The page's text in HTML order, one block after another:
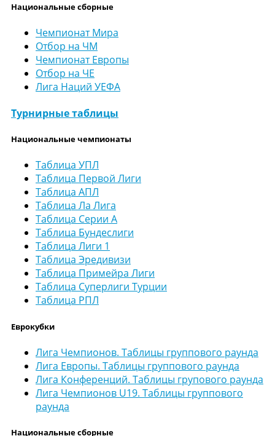
Национальные сборные
Чемпионат Мира
Отбор на ЧМ
Чемпионат Европы
Отбор на ЧЕ
Лига Наций УЕФА
Турнирные таблицы
Национальные чемпионаты
Таблица УПЛ
Таблица Первой Лиги
Таблица АПЛ
Таблица Ла Лига
Таблица Серии А
Таблица Бундеслиги
Таблица Лиги 1
Таблица Эредивизи
Таблица Примейра Лиги
Таблица Суперлиги Турции
Таблица РПЛ
Еврокубки
Лига Чемпионов. Таблицы группового раунда
Лига Европы. Таблицы группового раунда
Лига Конференций. Таблицы групового раунда
Лига Чемпионов U19. Таблицы группового
раунда
Национальные сборные